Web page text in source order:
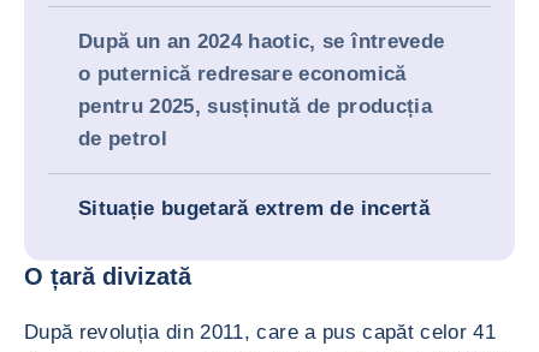
După un an 2024 haotic, se întrevede
o puternică redresare economică
pentru 2025, susținută de producția
de petrol
Situație bugetară extrem de incertă
O țară divizată
După revoluția din 2011, care a pus capăt celor 41